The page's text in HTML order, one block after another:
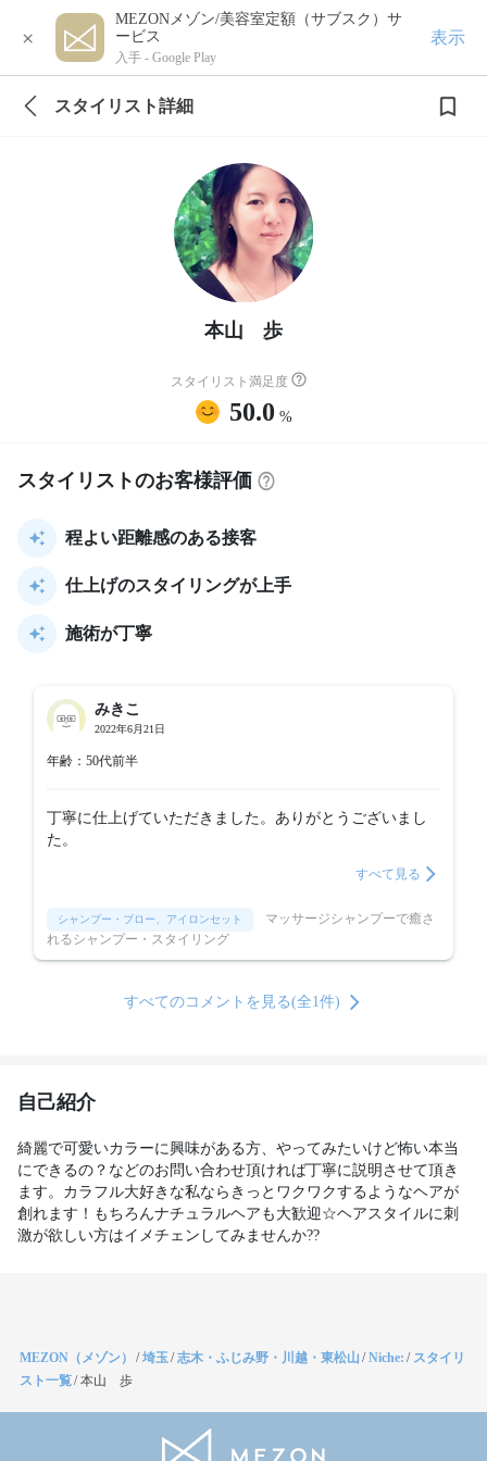
×
MEZONメゾン/美容室定額（サブスク）サ
ービス
入手 - Google Play
表示
スタイリスト詳細
本山 歩
スタイリスト満足度
50.0 %
スタイリストのお客様評価
程よい距離感のある接客
仕上げのスタイリングが上手
施術が丁寧
みきこ
2022年6月21日
年齢：50代前半
丁寧に仕上げていただきました。ありがとうございまし
た。
すべて見る
シャンプー・ブロー、アイロンセット
れるシャンプー・スタイリング
すべてのコメントを見る(全1件)
自己紹介
綺麗で可愛いカラーに興味がある方、やってみたいけど怖い本当
にできるの？などのお問い合わせ頂ければ丁寧に説明させて頂き
ます。カラフル大好きな私ならきっとワクワクするようなヘアが
創れます！もちろんナチュラルヘアも大歓迎☆ヘアスタイルに刺
激が欲しい方はイメチェンしてみませんか??
MEZON（メゾン） /埼玉/志木・ふじみ野・川越・東松山 /Niche: / スタイリ
スト一覧/本山 歩